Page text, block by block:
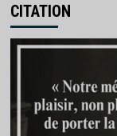
CITATION